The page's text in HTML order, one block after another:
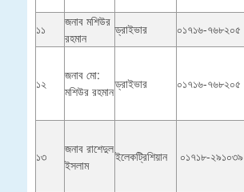
১১
জনাব মশিউর
রহমান
ড্রাইভার ০১৭১৬-৭৬৮২০৫
১২
জনাব মো:
মশিউর রহমানড্রাইভার ০১৭১৬-৭৬৮২০৫
১৩
জনাব রাশেদুল
ইসলাম
ইলেকট্রিশিয়ান ০১৭১৮-২৯১০৩৯